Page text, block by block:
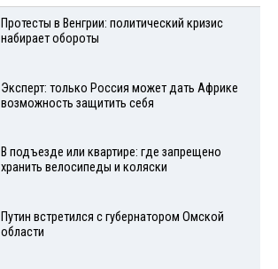
Протесты в Венгрии: политический кризис
набирает обороты
Эксперт: только Россия может дать Африке
возможность защитить себя
В подъезде или квартире: где запрещено
хранить велосипеды и коляски
Путин встретился с губернатором Омской
области